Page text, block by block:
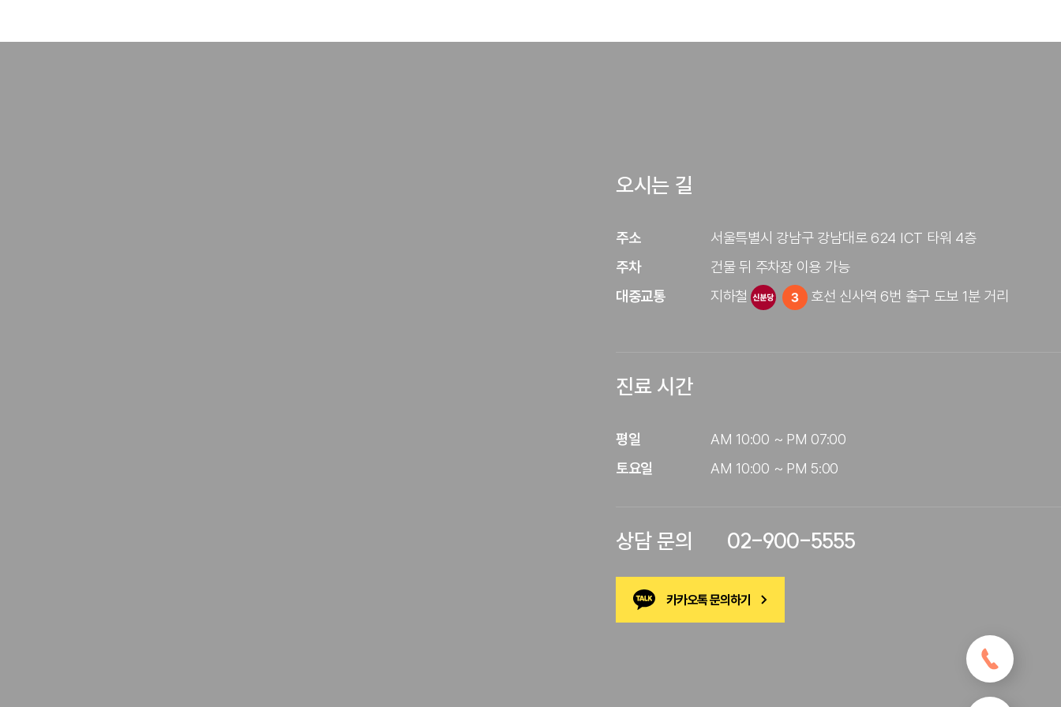
오시는 길
주소
주차
대중교통
서울특별시 강남구 강남대로 624 ICT 타워 4층
건물 뒤 주차장 이용 가능
지하철
호선 신사역 6번 출구 도보 1분 거리
진료 시간
평일
토요일
AM 10:00 ~ PM 07:00
AM 10:00 ~ PM 5:00
상담 문의 02-900-5555
카카오톡 문의하기